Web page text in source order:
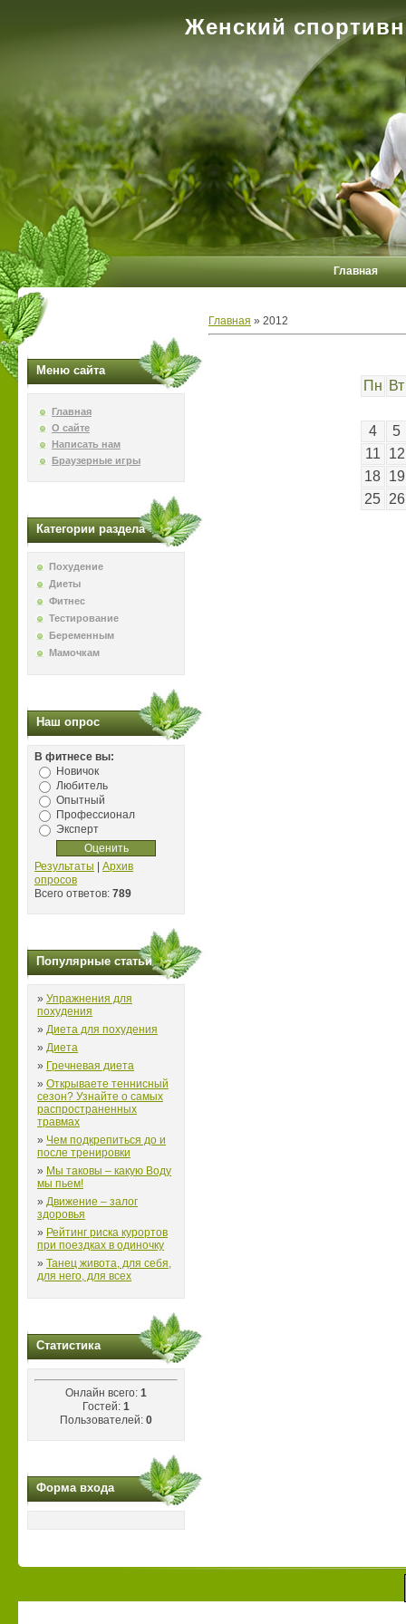
Женский
Главная
Меню сайта
Главная
О сайте
Написать нам
Браузерные игры
Категории раздела
Похудение
Диеты
Фитнес
Тестирование
Беременным
Мамочкам
Наш опрос
В фитнесе вы:
Новичок
Любитель
Опытный
Профессионал
Эксперт
Результаты
Архив
опросов
Всего ответов: 789
Популярные статьи
» Упражнения для
похудения
» Диета для похудения
» Диета
» Гречневая диета
» Открываете теннисный
сезон? Узнайте о самых
распространенных
травмах
» Чем подкрепиться до и
после тренировки
» Мы таковы – какую Воду
мы пьем!
» Движение – залог
здоровья
» Рейтинг риска курортов
при поездках в одиночку
» Танец живота, для себя,
для него, для всех
Статистика
Онлайн всего: 1
Гостей: 1
Пользователей: 0
Форма входа
Главная » 2012
Пн Вт
4
5
11
12
18 19
25 26